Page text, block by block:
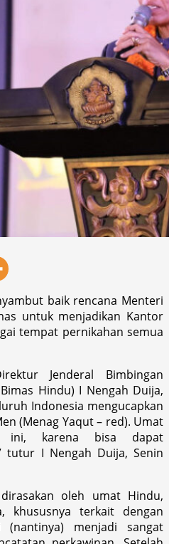
baik rencana Menteri
untuk menjadikan Kantor
tempat pernikahan semua
Jenderal Bimbingan
Hindu) I Nengah Duija,
Indonesia mengucapkan
(Menag Yaqut – red). Umat
ini, karena bisa dapat
tutur I Nengah Duija, Senin
oleh umat Hindu,
khususnya terkait dengan
(nantinya) menjadi sangat